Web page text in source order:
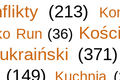
(213)
Run (36)
(371)
(149) Kuchnia